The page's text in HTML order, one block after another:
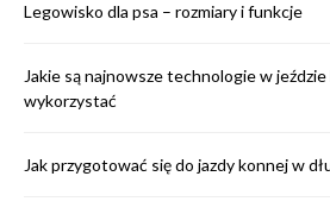
Legowisko dla psa – rozmiary i funkcje
Jakie są najnowsze technologie w
wykorzystać
Jak przygotować się do jazdy konnej w